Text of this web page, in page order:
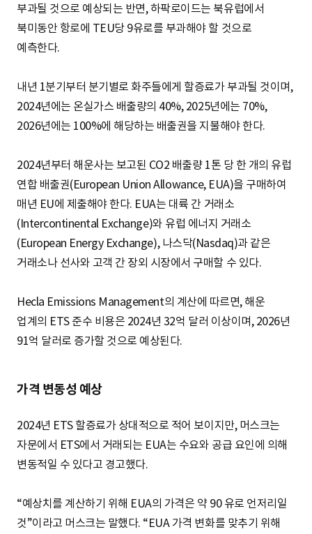
부과될 것으로 예상되는 반면, 하팍로이드는 북유럽에서
북미동안 항로에 TEU당 9유로를 부과해야 할 것으로
예측한다.
내년 1분기부터 분기별로 화주들에게 할증료가 부과될 것이며,
2024년에는 온실가스 배출량의 40%, 2025년에는 70%,
2026년에는 100%에 해당하는 배출권을 지불해야 한다.
2024년부터 해운사는 보고된 CO2 배출량 1톤 당 한 개의 유럽
연합 배출권(European Union Allowance, EUA)을 구매하여
매년 EU에 제출해야 한다. EUA는 대륙 간 거래소
(Intercontinental Exchange)와 유럽 에너지 거래소
(European Energy Exchange), 나스닥(Nasdaq)과 같은
거래소나 선사와 고객 간 장외 시장에서 구매할 수 있다.
Hecla Emissions Management의 계산에 따르면, 해운
업계의 ETS 준수 비용은 2024년 32억 달러 이상이며, 2026년
91억 달러로 증가할 것으로 예상된다.
가격 변동성 예상
2024년 ETS 할증료가 상대적으로 적어 보이지만, 머스크는
자문에서 ETS에서 거래되는 EUA는 수요와 공급 요인에 의해
변동적일 수 있다고 경고했다.
“예상치를 계산하기 위해 EUA의 가격은 약 90 유로 언저리일
것”이라고 머스크는 말했다. “EUA 가격 변화를 맞추기 위해